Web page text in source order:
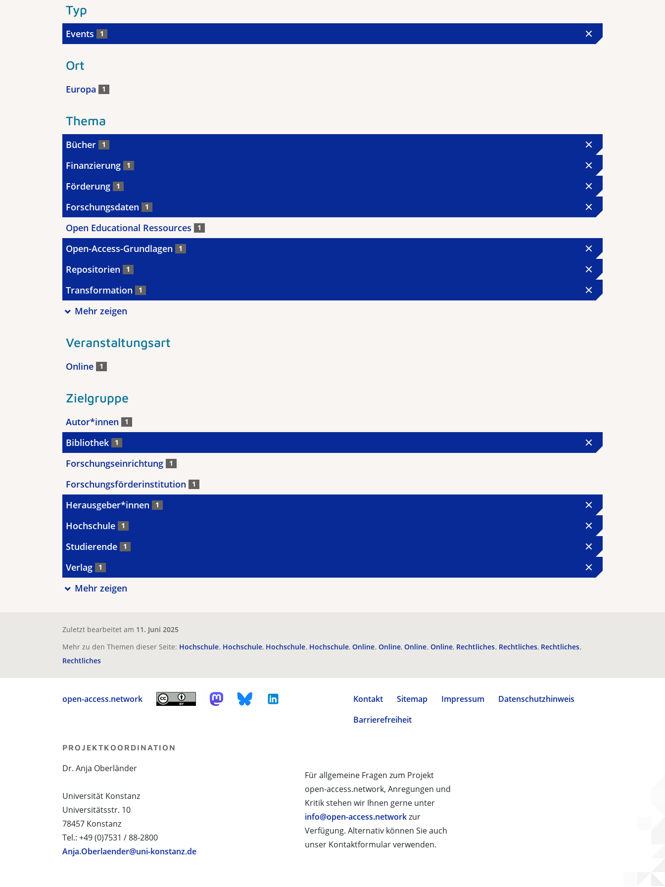
Typ
Events 1
Ort
Europa 1
Thema
Bücher 1
Finanzierung 1
Förderung 1
Forschungsdaten 1
Open Educational Ressources 1
Open-Access-Grundlagen 1
Repositorien 1
Transformation 1
Mehr zeigen
Veranstaltungsart
Online 1
Zielgruppe
Autor*innen 1
Bibliothek 1
Forschungseinrichtung 1
Forschungsförderinstitution 1
Herausgeber*innen 1
Hochschule 1
Studierende 1
Verlag 1
Mehr zeigen
Zuletzt bearbeitet am 11. Juni 2025
Mehr zu den Themen dieser Seite: Hochschule Hochschule Hochschule Hochschule Online Online Online Online Rechtliches Rechtliches Rechtliches
Rechtliches
open-access.network Kontakt Sitemap Impressum
Datenschutzhinweis
Barrierefreiheit
Für allgemeine Fragen zum Projekt
open-access.network, Anregungen und
Kritik stehen wir Ihnen gerne unter
info@open-access.networkzur
Verfügung. Alternativ können Sie auch
unser Kontaktformular verwenden.
PROJEKTKOORDINATION
Dr. Anja Oberländer
Universität Konstanz
Universitätsstr. 10
78457 Konstanz
Tel.: +49 (0)7531 / 88-2800
Anja.Oberlaender@uni-konstanz.de